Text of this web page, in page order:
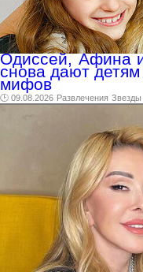
Одиссей, Афина
снова дают
мифов
🕑 09.08.2026 Развлечения Звезды